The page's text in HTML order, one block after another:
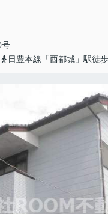
号
日豊本線「西都城」駅徒